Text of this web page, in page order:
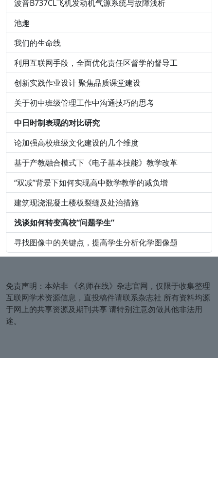
波音B737CL飞机发动机气源系统与故障浅析
池趣
我们的生命线
利用互联网手段，全面优化责任区督学的督导工
创新实践作业设计 聚焦品质课堂建设
关于初中班级管理工作中沟通技巧的思考
中日时制表现的对比研究
论加强高校班级文化建设的几个维度
基于产教融合模式下《电子基本技能》教学改革
“双减”背景下如何实现高中数学教学的减负增
建筑现浇混凝土楼板裂缝及处治措施
浅谈如何转变高校“问题学生”
寻找图像中的关键点，提高学生分析化学图像题
免责声明：本站非 《名师在线》杂志官网 ，仅限于收集整理
互联网学术资源信息，直投稿件请联系杂志社 所有资料均源
于网上的共享资源及期刊共享 请特别注意勿做其他非法用
途。